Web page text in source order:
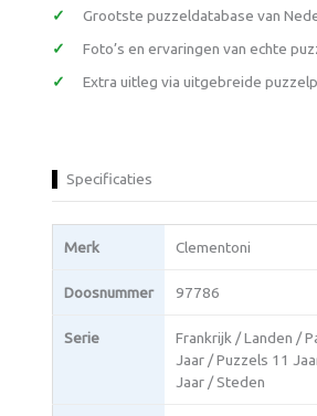
Grootste puzzeldatabase van
Foto’s en ervaringen van echte
Extra uitleg via uitgebreide
Specificaties
Merk Clementoni
Doosnummer 97786
Serie
Frankrijk / Landen /
Jaar / Puzzels 11
Jaar / Steden